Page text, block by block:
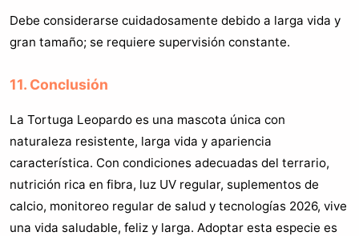
Debe considerarse cuidadosamente debido a larga vida y
gran tamaño; se requiere supervisión constante.
11. Conclusión
La Tortuga Leopardo es una mascota única con
naturaleza resistente, larga vida y apariencia
característica. Con condiciones adecuadas del terrario,
nutrición rica en fibra, luz UV regular, suplementos de
calcio, monitoreo regular de salud y tecnologías 2026, vive
una vida saludable, feliz y larga. Adoptar esta especie es